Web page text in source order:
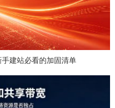
建站必看的加固清单